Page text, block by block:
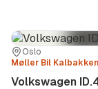
Sted:
Oslo
Forhandler:
Møller Bil Kalbakken
Volkswagen